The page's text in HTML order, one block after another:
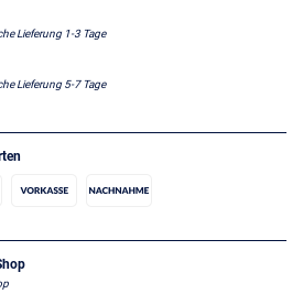
Lieferung 1-3 Tage
Lieferung 5-7 Tage